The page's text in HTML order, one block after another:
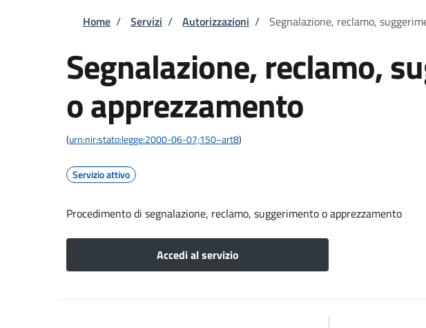
Briciole di pane
Home / Servizi / Autorizzazioni / Segnalazione, reclamo,
Segnalazione, reclamo,
o apprezzamento
(urn:nir:stato:legge:2000-06-07;150~art8)
Servizio attivo
Procedimento di segnalazione, reclamo, suggerimento o apprezzamento
Accedi al servizio